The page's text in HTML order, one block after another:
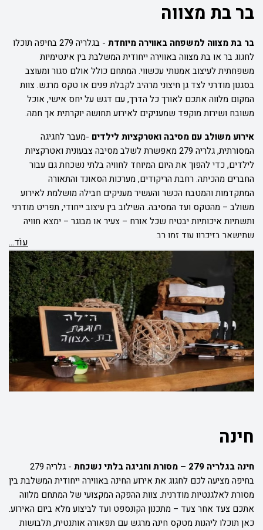
בר בת מצווה
בר בת מצווה למשפחה באווירה מיוחדת -
בגלריה 279 בחיפה תוכלו
לחגוג בר או בת מצווה באווירה ייחודית המשלבת בין אינטימיות
משפחתית לעיצוב אמנותי עכשווי. המתחם כולל אולם סגור ומעוצב
בסגנון מודרני לצד גן חיצוני מרהיב לקבלת פנים או טקס מרגש. צוות
המקום מלווה אתכם לאורך כל הדרך, עם דגש על יחס אישי, אוכל
משובח ושירות מוקפד שמעניקים לאירוע תחושה יוקרתית אך חמה.
אירוע משולב עם מסיבה ואטרקציות לילדים -מעבר לחגיגה
המסורתית, גלריה 279 מאפשרת לשלב מסיבה צבעונית ואטרקציות
לילדים, כדי להפוך את היום המיוחד לחוויה בלתי נשכחת גם עבור
החברים מהכיתה. רחבת הריקודים, מערכות הסאונד והתאורה
המתקדמות והמטבח הכשר והעשיר מעניקים חבילה מושלמת לאירוע
משולב – מהטקס ועד המסיבה. השילוב בין עיצוב ייחודי, תפריט מודרני
ותשתיות איכותיות יבטיח שכל אורח – צעיר או מבוגר – ימצא חוויה
שתישאר בזיכרון עוד זמן רב.
עוֹד...
חינה
חינה בגלריה 279 – מסורת וחגיגה בלתי נשכחת -
גלריה 279
בחיפה מציעה לכם לחגוג את אירוע החינה באווירה ייחודית המשלבת בין
מסורת לאלגנטיות מודרנית. צוות ההפקה המקצועי של המתחם מלווה
אתכם צעד אחר צעד – מתכנון הקונספט ועד לביצוע מלא ביום האירוע.
כאן תוכלו ליהנות מטקס חינה מרגש עם תפאורה אותנטית, תלבושות